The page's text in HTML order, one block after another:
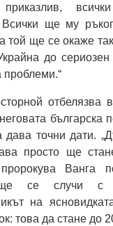
приказлив,
Всички ще му
той ще се окаже
до сериозен
отбелязва
българска
дава точни дати.
просто ще
пророкува Ванга
се случи с
на
това да стане до